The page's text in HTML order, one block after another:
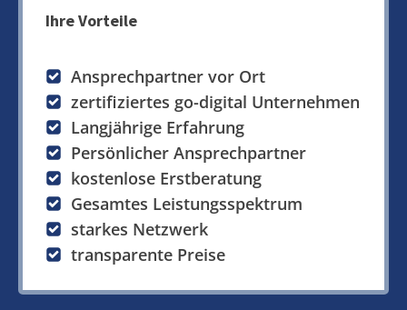
Ihre Vorteile
Ansprechpartner vor Ort
zertifiziertes go-digital Unternehmen
Langjährige Erfahrung
Persönlicher Ansprechpartner
kostenlose Erstberatung
Gesamtes Leistungsspektrum
starkes Netzwerk
transparente Preise